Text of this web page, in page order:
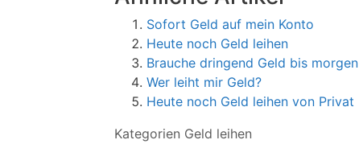
Sofort Geld auf mein Konto
Heute noch Geld leihen
Brauche dringend Geld bis morgen
Wer leiht mir Geld?
Heute noch Geld leihen von Privat
Kategorien Geld leihen